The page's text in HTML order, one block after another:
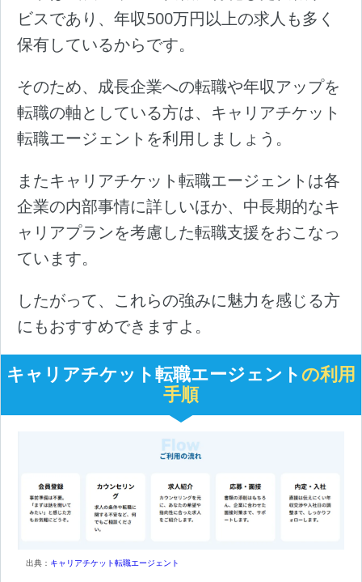
ビスであり、年収500万円以上の求人も多く
保有しているからです。
そのため、成長企業への転職や年収アップを
転職の軸としている方は、キャリアチケット
転職エージェントを利用しましょう。
またキャリアチケット転職エージェントは各
企業の内部事情に詳しいほか、中長期的なキ
ャリアプランを考慮した転職支援をおこなっ
ています。
したがって、これらの強みに魅力を感じる方
にもおすすめできますよ。
キャリアチケット転職エージェントの利用
手順
出典： キャリアチケット転職エージェント